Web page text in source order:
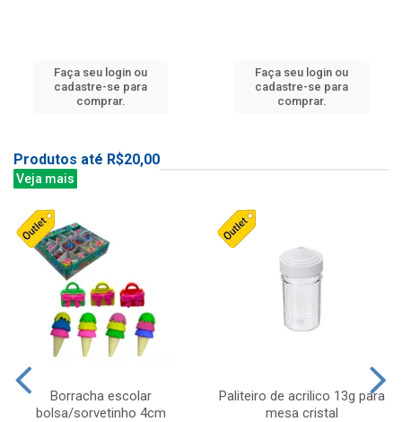
Faça seu login ou
cadastre-se para
comprar.
Faça seu login ou
cadastre-se para
comprar.
Produtos até R$20,00
Veja mais
Borracha escolar
bolsa/sorvetinho 4cm
Paliteiro de acrilico 13g para
mesa cristal